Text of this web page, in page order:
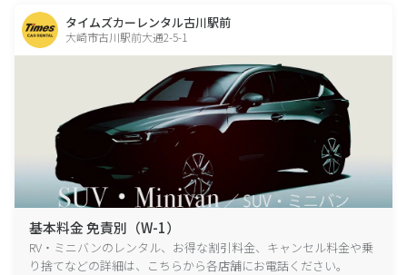
タイムズカーレンタル古川駅前
大崎市古川駅前大通2-5-1
基本料金 免責別（W-1）
RV・ミニバンのレンタル、お得な割引料金、キャンセル料金や乗
り捨てなどの詳細は、こちらから各店舗にお電話ください。